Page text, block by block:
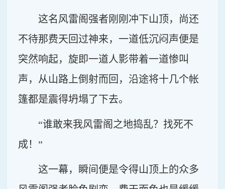
这名风雷阁强者刚刚冲下山顶，尚还
不待那费天回过神来，一道低沉闷声便是
突然响起，旋即一道人影带着一道惨叫
声，从山路上倒射而回，沿途将十几个帐
篷都是震得坍塌了下去。
“谁敢来我风雷阁之地捣乱？找死不
成！”
这一幕，瞬间便是令得山顶上的众多